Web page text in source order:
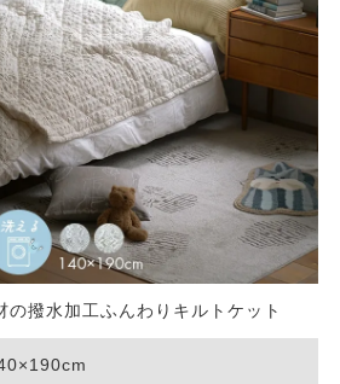
トレット
の撥水加工ふんわりキルトケット